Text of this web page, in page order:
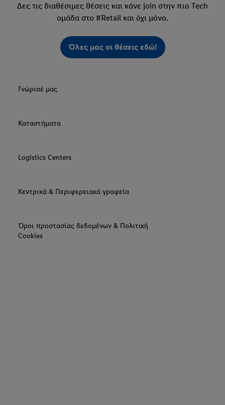
Δες τις διαθέσιμες θέσεις και κάνε join στην πιο Tech
ομάδα στο #Retail και όχι μόνο.
Όλες μας οι θέσεις εδώ!
Γνώρισέ μας
Καταστήματα
Logistics Centers
Κεντρικά & Περιφερειακά γραφεία
Όροι προστασίας δεδομένων & Πολιτική
Cookies